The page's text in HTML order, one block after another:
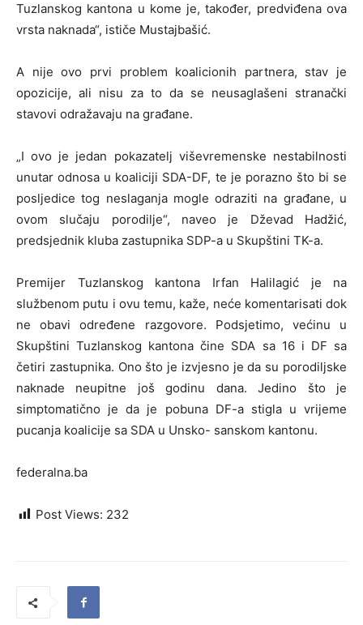
Tuzlanskog kantona u kome je, također, predviđena ova
vrsta naknada“, ističe Mustajbašić.
A nije ovo prvi problem koalicionih partnera, stav je
opozicije, ali nisu za to da se neusaglašeni stranački
stavovi odražavaju na građane.
„I ovo je jedan pokazatelj viševremenske nestabilnosti
unutar odnosa u koaliciji SDA-DF, te je porazno što bi se
posljedice tog neslaganja mogle odraziti na građane, u
ovom slučaju porodilje“, naveo je Dževad Hadžić,
predsjednik kluba zastupnika SDP-a u Skupštini TK-a.
Premijer Tuzlanskog kantona Irfan Halilagić je na
službenom putu i ovu temu, kaže, neće komentarisati dok
ne obavi određene razgovore. Podsjetimo, većinu u
Skupštini Tuzlanskog kantona čine SDA sa 16 i DF sa
četiri zastupnika. Ono što je izvjesno je da su porodiljske
naknade neupitne još godinu dana. Jedino što je
simptomatično je da je pobuna DF-a stigla u vrijeme
pucanja koalicije sa SDA u Unsko- sanskom kantonu.
federalna.ba
Post Views: 232